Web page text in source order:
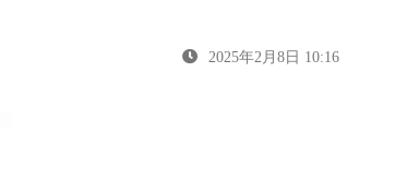
2025年2月8日 10:16